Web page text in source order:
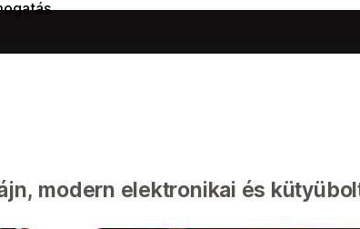
modern elektronikai és